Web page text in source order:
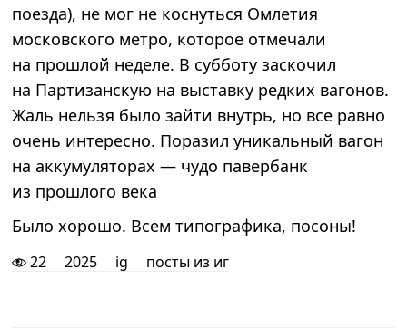
поезда), не мог не коснуться Омлетия
московского метро, которое отмечали
на прошлой неделе. В субботу заскочил
на Партизанскую на выставку редких вагонов.
Жаль нельзя было зайти внутрь, но все равно
очень интересно. Поразил уникальный вагон
на аккумуляторах — чудо павербанк
из прошлого века
Было хорошо. Всем типографика, посоны!
22 2025 ig посты из иг